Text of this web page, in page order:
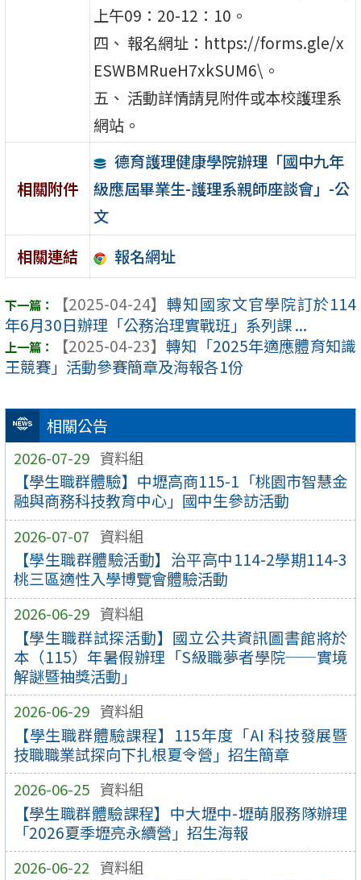
相關公告
2026-07-29 資料組
【學生職群體驗】中壢高商115-1「桃園市智慧金
融與商務科技教育中心」國中生參訪活動
2026-07-07 資料組
【學生職群體驗活動】治平高中114-2學期114-3
桃三區適性入學博覽會體驗活動
2026-06-29 資料組
【學生職群試探活動】國立公共資訊圖書館將於
本（115）年暑假辦理「S級職夢者學院──實境
解謎暨抽獎活動」
2026-06-29 資料組
【學生職群體驗課程】115年度「AI 科技發展暨
技職職業試探向下扎根夏令營」招生簡章
2026-06-25 資料組
【學生職群體驗課程】中大壢中-壢萌服務隊辦理
「2026夏季壢亮永續營」招生海報
2026-06-22 資料組
上午09：20-12：10。
四、 報名網址：https://forms.gle/x
ESWBMRueH7xkSUM6\。
五、 活動詳情請見附件或本校護理系
網站。
相關附件
德育護理健康學院辦理「國中九年
級應屆畢業生-護理系親師座談會」-公
文
相關連結
報名網址
【2025-04-24】 轉知國家文官學院訂於114
年6月30日辦理「公務治理實戰班」系列課 ...
【2025-04-23】 轉知「2025年適應體育知識
王競賽」活動參賽簡章及海報各1份